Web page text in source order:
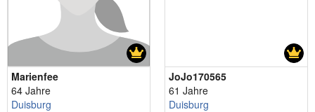
Marienfee
64 Jahre
Duisburg
JoJo170565
61 Jahre
Duisburg